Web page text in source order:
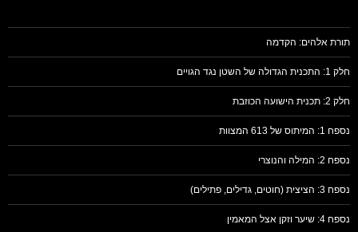
תורת אלהים: הקדמה
חלק 1: התכנית הגדולה של השטן נגד הגויים
חלק 2: תכנית הישועה הכוזבת
נספח 1: המיתוס של 613 המצוות
נספח 2: המילה והנוצרי
נספח 3: הציצית (חוטים, גדילים, פתילים)
נספח 4: שיער וזקן אצל המאמין